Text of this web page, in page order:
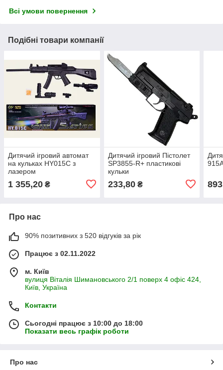
Всі умови повернення
Подібні товари компанії
Дитячий ігровий автомат
на кульках HY015C з
лазером
1 355,20 ₴
Дитячий ігровий Пістолет
SP3855-R+ пластикові
кульки
233,80₴
Про нас
90% позитивних з 520 відгуків за рік
Працює з 02.11.2022
м. Київ
вулиця Віталія Шимановського 2/1 поверх 4 офіс 424,
Київ, Україна
Контакти
Сьогодні працює з 10:00 до 18:00
Показати весь графік роботи
Про нас